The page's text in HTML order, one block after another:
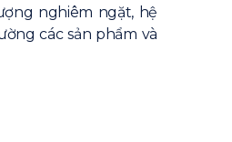
nghiêm ngặt, hệ
các sản phẩm và